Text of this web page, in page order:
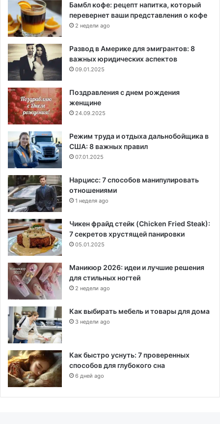
Бамбл кофе: рецепт напитка, который
перевернет ваши представления о кофе
2 недели ago
Развод в Америке для эмигрантов: 8
важных юридических аспектов
09.01.2025
Поздравления с днем рождения
женщине
24.09.2025
Режим труда и отдыха дальнобойщика в
США: 8 важных правил
07.01.2025
Нарцисс: 7 способов манипулировать
отношениями
1 неделя ago
Чикен фрайд стейк (Chicken Fried Steak):
7 секретов хрустящей панировки
05.01.2025
Маникюр 2026: идеи и лучшие решения
для стильных ногтей
2 недели ago
Как выбирать мебель и товары для дома
3 недели ago
Как быстро уснуть: 7 проверенных
способов для глубокого сна
6 дней ago